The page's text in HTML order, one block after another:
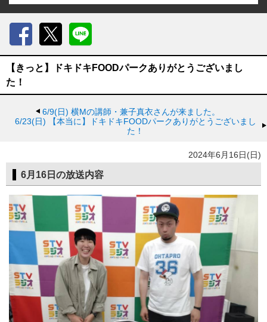
【きっと】ドキドキFOODパークありがとうございまし
た！
6/9(日) 横Mの講師・兼子真衣さんが来ました。
6/23(日)
【本当に】ドキドキFOODパークありがとうございまし
た！
2024年6月16日(日)
6月16日の放送内容